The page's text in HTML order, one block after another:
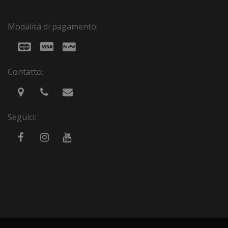
Modalità di pagamento:
Contatto:
Seguici: